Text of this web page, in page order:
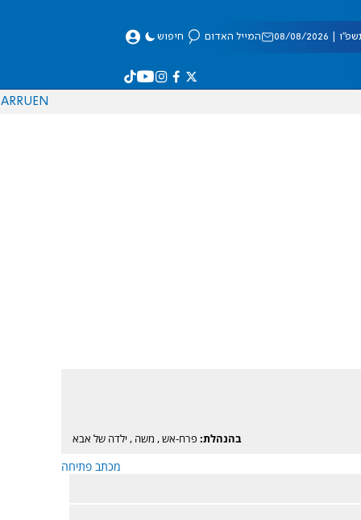
08/2026 המייל האדום חיפוש
EN
RU
AR
בהנהלת: פרח-אש, משה , ילדה של אבא
מכתב פתיחה